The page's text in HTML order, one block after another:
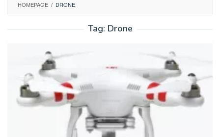
HOMEPAGE / DRONE
Tag: Drone